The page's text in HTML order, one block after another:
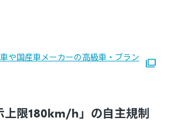
や国産車メーカーの高級車・ブラン
上限180km/h」の自主規制